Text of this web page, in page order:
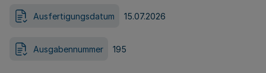
Ausfertigungsdatum 15.07.2026
Ausgabennummer 195